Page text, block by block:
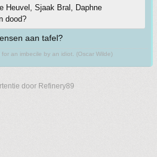
Heuvel, Sjaak Bral, Daphne
dood?
aan tafel?
an imbecile by an idiot. (Oscar Wilde)
door Refinery89